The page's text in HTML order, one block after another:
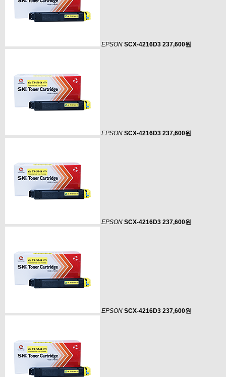
EPSON SCX-4216D3 237,600원
EPSON SCX-4216D3 237,600원
EPSON SCX-4216D3 237,600원
EPSON SCX-4216D3 237,600원